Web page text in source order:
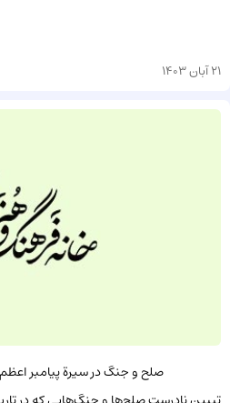
21 آبان 1403
صلح و جنگ در سیرة پیامبر